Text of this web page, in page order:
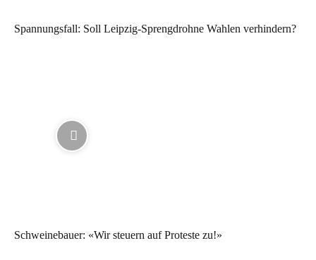
Spannungsfall: Soll Leipzig-Sprengdrohne Wahlen verhindern?
Schweinebauer: «Wir steuern auf Proteste zu!»